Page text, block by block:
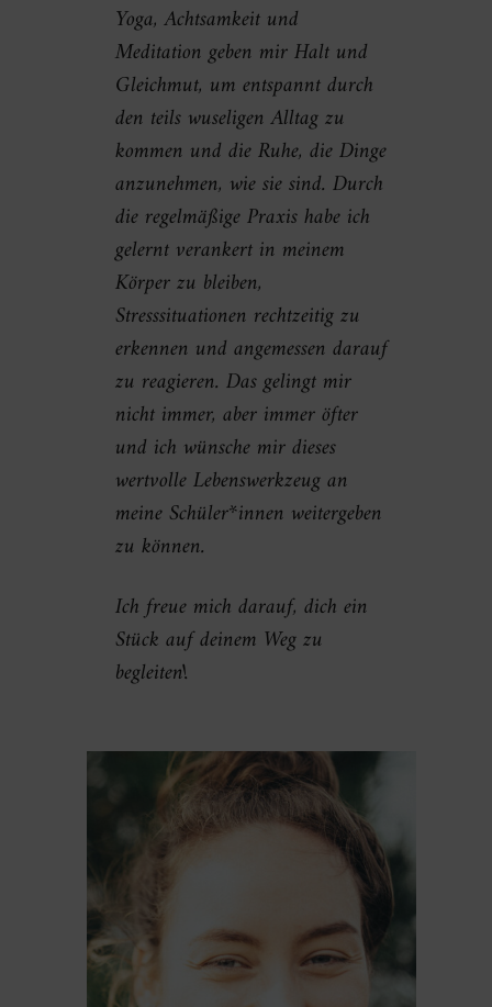
Yoga, Achtsamkeit und
Meditation geben mir Halt und
Gleichmut, um entspannt durch
den teils wuseligen Alltag zu
kommen und die Ruhe, die Dinge
anzunehmen, wie sie sind. Durch
die regelmäßige Praxis habe ich
gelernt verankert in meinem
Körper zu bleiben,
Stresssituationen rechtzeitig zu
erkennen und angemessen darauf
zu reagieren. Das gelingt mir
nicht immer, aber immer öfter
und ich wünsche mir dieses
wertvolle Lebenswerkzeug an
meine Schüler*innen weitergeben
zu können.
Ich freue mich darauf, dich ein
Stück auf deinem Weg zu
begleiten!